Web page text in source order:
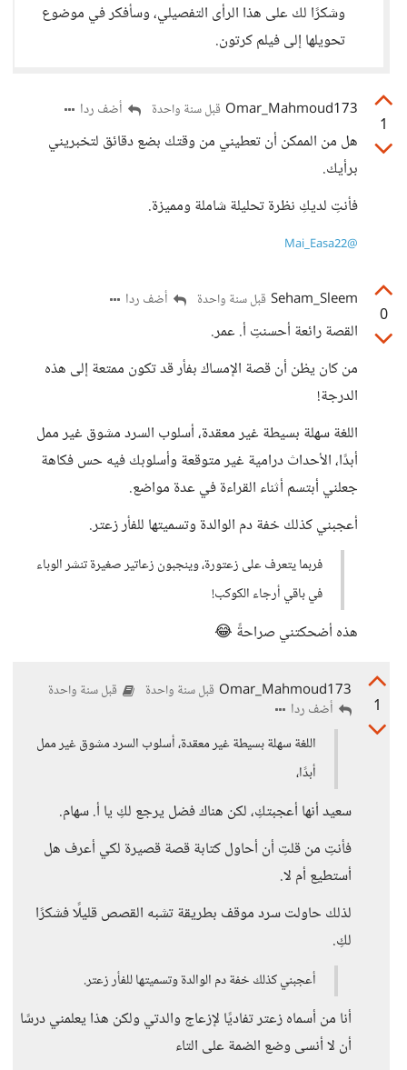
وشكرًا لك على هذا الرأى التفصيلي، وسأفكر في موضوع
تحويلها إلى فيلم كرتون.
1
Omar_Mahmoud173 قبل سنة واحدة أضف ردا
هل من الممكن أن تعطيني من وقتك بضع دقائق لتخبريني
برأيك.
فأنتِ لديكِ نظرة تحليلة شاملة ومميزة.
@Mai_Easa22
0
Seham_Sleem قبل سنة واحدة أضف ردا
القصة رائعة أحسنتِ أ. عمر.
من كان يظن أن قصة الإمساك بفأر قد تكون ممتعة إلى هذه
الدرجة!
اللغة سهلة بسيطة غير معقدة، أسلوب السرد مشوق غير ممل
أبدًا، الأحداث درامية غير متوقعة وأسلوبك فيه حس فكاهة
جعلني أبتسم أثناء القراءة في عدة مواضع.
أعجبني كذلك خفة دم الوالدة وتسميتها للفأر زعتر.
فربما يتعرف على زعتورة، وينجبون زعاتير صغيرة تنشر الوباء
في باقي أرجاء الكوكب!
هذه أضحكتني صراحةً 😂
1
Omar_Mahmoud173 قبل سنة واحدة قبل سنة واحدة
أضف ردا
اللغة سهلة بسيطة غير معقدة، أسلوب السرد مشوق غير ممل
أبدًا،
سعيد أنها أعجبتكِ، لكن هناك فضل يرجع لكِ يا أ. سهام.
فأنتِ من قلتِ أن أحاول كتابة قصة قصيرة لكي أعرف هل
أستطيع أم لا.
لذلك حاولت سرد موقف بطريقة تشبه القصص قليلًا فشكرًا
لكِ.
أعجبني كذلك خفة دم الوالدة وتسميتها للفأر زعتر.
أنا من أسماه زعتر تفاديًا لإزعاج والدتي ولكن هذا يعلمني درسًا
أن لا أنسى وضع الضمة على التاء